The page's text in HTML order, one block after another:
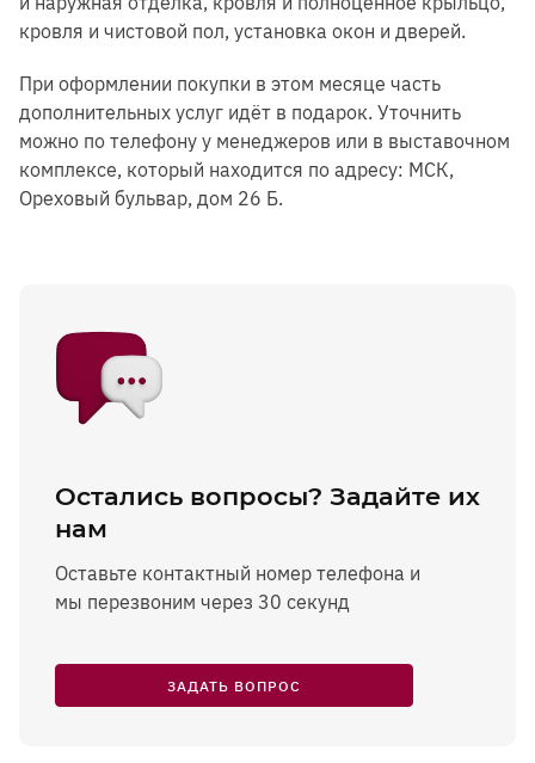
кровля и чистовой пол, установка окон и дверей.
При оформлении покупки в этом месяце часть
дополнительных услуг идёт в подарок. Уточнить
можно по телефону у менеджеров или в выставочном
комплексе, который находится по адресу: МСК,
Ореховый бульвар, дом 26 Б.
Остались вопросы? Задайте их
нам
Оставьте контактный номер телефона и
мы перезвоним через 30 секунд
ЗАДАТЬ ВОПРОС